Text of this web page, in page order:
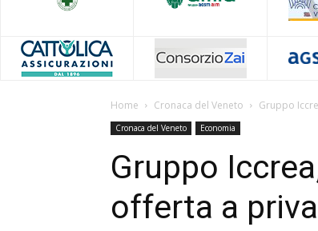
Home Cronaca del Veneto Gruppo
Cronaca del Veneto Economia
Gruppo
offerta a